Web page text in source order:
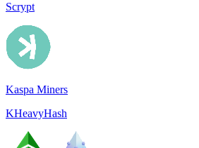
Scrypt
Kaspa Miners
KHeavyHash